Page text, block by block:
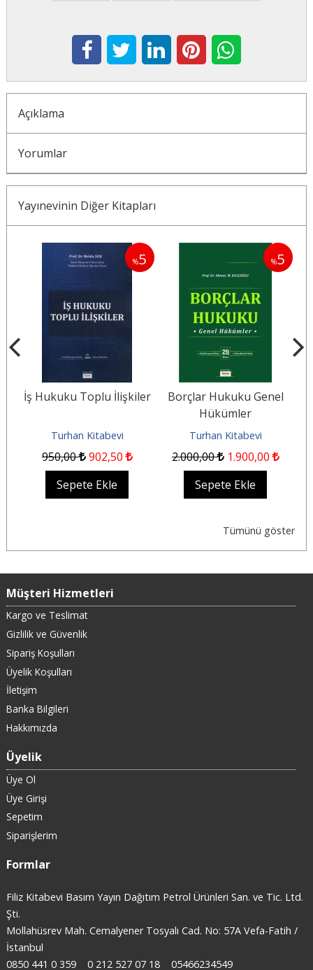
Açıklama
Yorumlar
Yayınevinin Diğer Kitapları
%5
İş Hukuku Toplu İlişkiler
Turhan Kitabevi
950,00 902,50
Sepete Ekle
%5
Borçlar Hukuku Genel
Hükümler
Turhan Kitabevi
2.000,00 1.900,00
Sepete Ekle
Tümünü göster
Müşteri Hizmetleri
Kargo ve Teslimat
Gizlilik ve Güvenlik
Sipariş Koşulları
Üyelik Koşulları
İletişim
Banka Bilgileri
Hakkımızda
Üyelik
Üye Ol
Üye Girişi
Sepetim
Siparişlerim
Formlar
Filiz Kitabevi Basım Yayın Dağıtım Petrol Ürünleri San. ve Tic. Ltd.
Şti.
Mollahüsrev Mah. Cemalyener Tosyalı Cad. No: 57A Vefa-Fatih /
İstanbul
0850 441 0 359
0 212 527 07 18 05466234549